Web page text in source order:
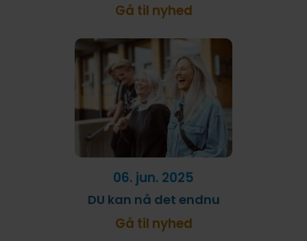
Gå til nyhed
06. jun. 2025
DU kan nå det endnu
Gå til nyhed